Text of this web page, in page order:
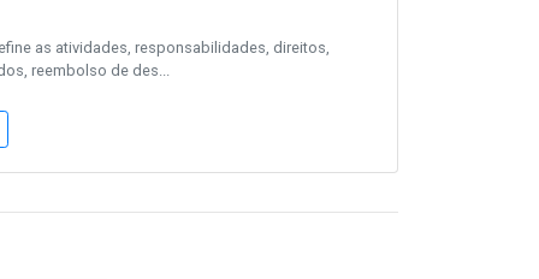
as atividades, responsabilidades, direitos,
reembolso de des...